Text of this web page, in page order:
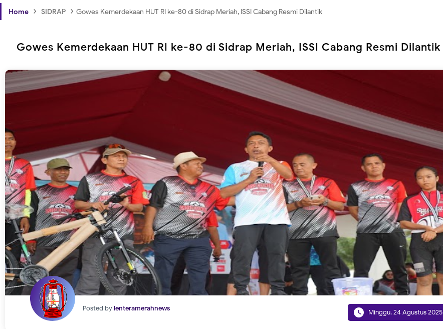
Home › SIDRAP › Gowes Kemerdekaan HUT RI ke-80 di Sidrap Meriah, ISSI Cabang Resmi Dilantik
Gowes Kemerdekaan HUT RI ke-80 di Sidrap Meriah, ISSI Cabang Resmi Dilantik
Posted bylenteramerahnews  Minggu, 24 Agustus 2025